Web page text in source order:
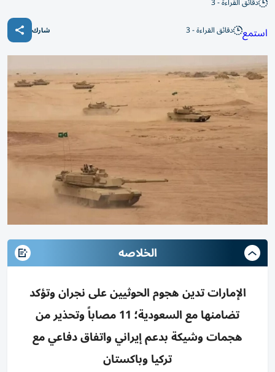
استمع دقائق القراءة - 3 شارك
الخلاصه
الإمارات تدين هجوم الحوثيين على نجران وتؤكد
تضامنها مع السعودية؛ 11 مصاباً وتحذير من
هجمات وشيكة بدعم إيراني واتفاق دفاعي مع
تركيا وباكستان